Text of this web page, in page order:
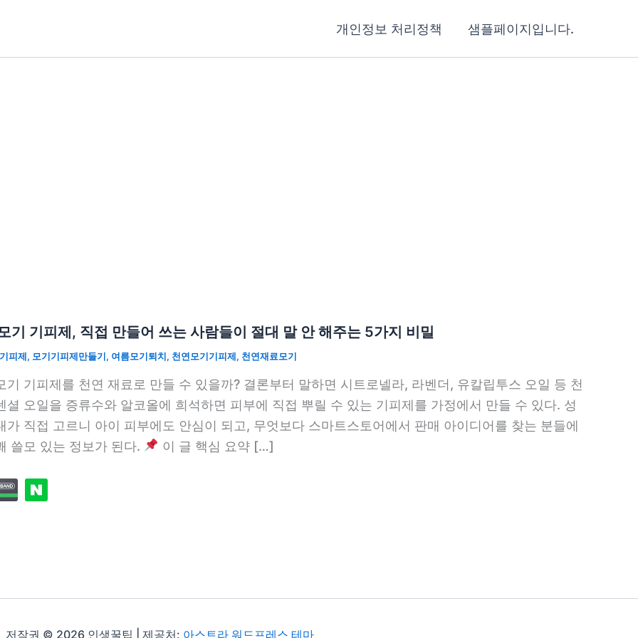
개인정보 처리정책 샘플페이지입니다.
기 기피제, 직접 만들어 쓰는 사람들이 절대 말 안 해주는 5가지 비밀
피제, 모기기피제만들기, 여름모기퇴치, 천연모기기피제, 천연재료모기
기 기피제를 천연 재료로 만들 수 있을까? 결론부터 말하면 시트로넬라, 라벤더, 유칼립투스 오일 등 천
셜 오일을 증류수와 알코올에 희석하면 피부에 직접 뿌릴 수 있는 기피제를 가정에서 만들 수 있다. 성
가 직접 고르니 아이 피부에도 안심이 되고, 무엇보다 스마트스토어에서 판매 아이디어를 찾는 분들에
쓸모 있는 정보가 된다.
이 글 핵심 요약 […]
저작권 © 2026 인생꿀팁 | 제공처: 아스트라 워드프레스 테마